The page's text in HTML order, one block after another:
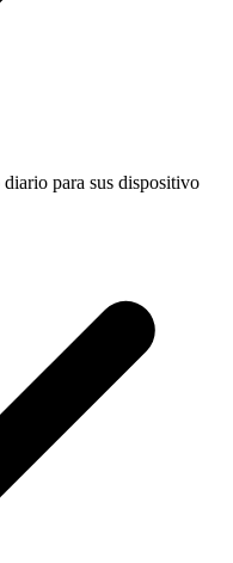
para sus dispositivo